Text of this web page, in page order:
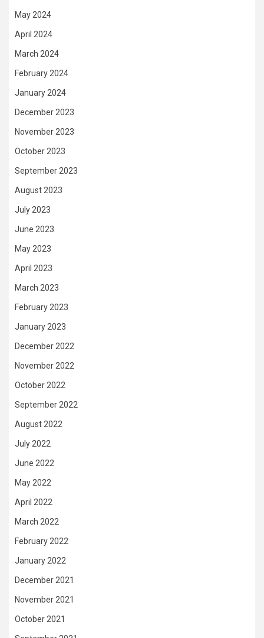
May 2024
April 2024
March 2024
February 2024
January 2024
December 2023
November 2023
October 2023
September 2023
August 2023
July 2023
June 2023
May 2023
April 2023
March 2023
February 2023
January 2023
December 2022
November 2022
October 2022
September 2022
August 2022
July 2022
June 2022
May 2022
April 2022
March 2022
February 2022
January 2022
December 2021
November 2021
October 2021